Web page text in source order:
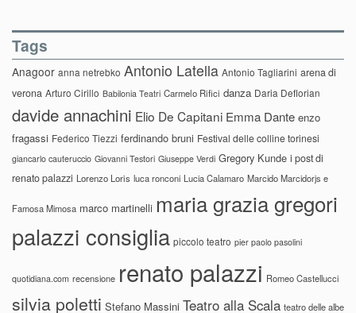
Tags
Anagoor anna netrebko Antonio Latella Antonio Tagliarini arena di
verona Arturo Cirillo Babilonia Teatri Carmelo Rifici danza Daria Deflorian
davide annachini Elio De Capitani Emma Dante enzo
fragassi Federico Tiezzi ferdinando bruni Festival delle colline torinesi
giancarlo cauteruccio Giovanni Testori Giuseppe Verdi Gregory Kunde i post di
renato palazzi Lorenzo Loris luca ronconi Lucia Calamaro Marcido Marcidorjs e
Famosa Mimosa marco martinelli maria grazia gregori
palazzi consiglia piccolo teatro pier paolo pasolini
quotidiana.com recensione renato palazzi Romeo Castellucci
silvia poletti Stefano Massini Teatro alla Scala teatro delle albe